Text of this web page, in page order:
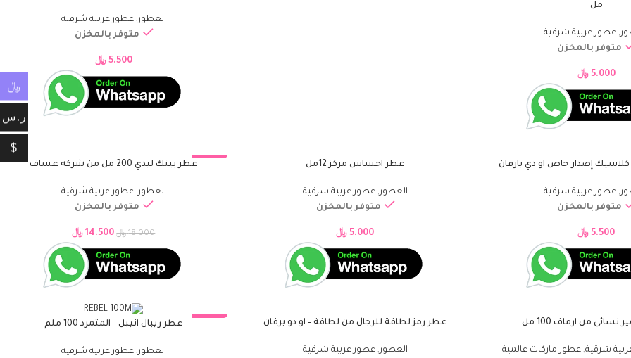
مل
, عطور عربية شرقية
متوفر بالمخزن
5.000 ﷼
العطور,عطور عربية شرقية
متوفر بالمخزن
5.500 ﷼
إصدار خاص او دي بارفان
, عطور عربية شرقية
متوفر بالمخزن
5.500 ﷼
إضافة إلى السلةعطر احساس مركز 12مل
العطور ,عطور عربية شرقية
متوفر بالمخزن
5.000 ﷼
إضافة إلى السلة
عطر بينك ليدي 200 مل من شركه عساف
العطور ,عطور عربية شرقية
متوفر بالمخزن
18.000 ﷼ 14.500 ﷼
من ارماف 100 مل
شرقية, عطور ماركات عالمية
إضافة إلى السلة
عطر رمز لطافة للرجال من لطافة – او دو برفان
العطور,عطور عربية شرقية
إضافة إلى السلةعطر ريبال انيبل – المتمرد 100 ملم
العطور ,عطور عربية شرقية
﷼
ر.س
$